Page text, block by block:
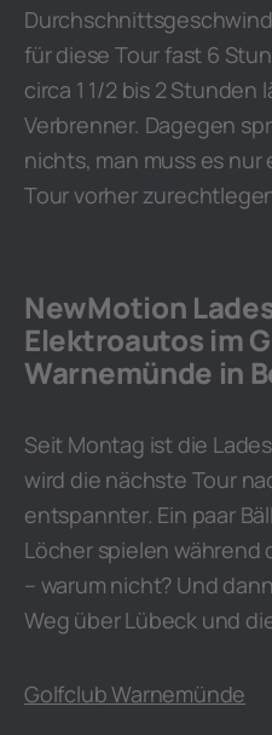
für diese Tour fast 6
circa 1 1/2 bis 2 Stunden
Verbrenner. Dagegen
nichts, man muss es
Tour vorher
NewMotion
Elektroautos im
Warnemünde in
Seit Montag ist die
wird die nächste Tour
entspannter. Ein paar
Löcher spielen während
– warum nicht? Und
Weg über Lübeck und
Golfclub Warnemünde